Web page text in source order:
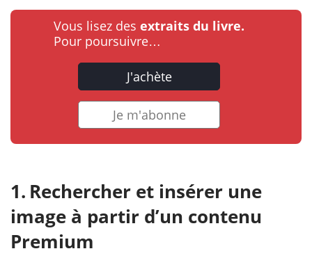
Vous lisez des extraits du livre.
Pour poursuivre…
J'achète
Je m'abonne
Rechercher et insérer une
image à partir d’un contenu
Premium